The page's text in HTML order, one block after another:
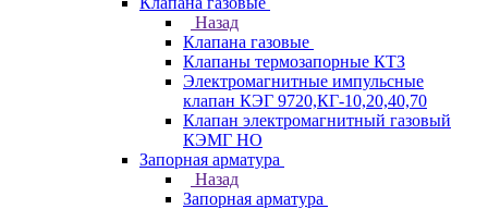
Назад
Клапана газовые
Клапаны термозапорные КТЗ
Электромагнитные импульсные
клапан КЭГ 9720,КГ-10,20,40,70
Клапан электромагнитный газовый
КЭМГ НО
Запорная арматура
Назад
Запорная арматура